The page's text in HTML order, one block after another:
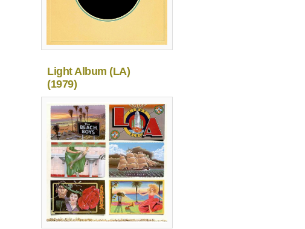
Light Album (LA)
(1979)